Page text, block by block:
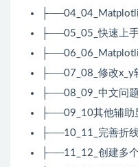
├──05_05_快速上
├──07_08_修改x_y
├──08_09_中文问
├──09_10其他辅助
├──10_11_完善折
├──11_12_创建多